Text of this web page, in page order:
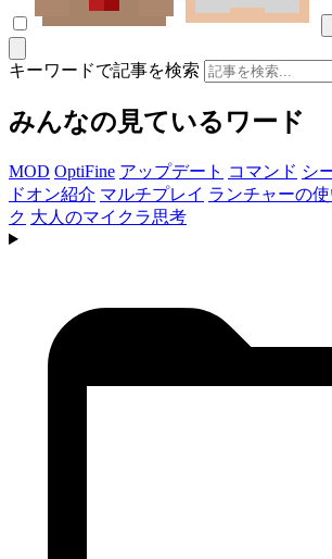
キーワードで記事を検索
みんなの見ているワード
MOD OptiFine アップデート コマンド シ
ドオン紹介 マルチプレイ ランチャーの
ク 大人のマイクラ思考